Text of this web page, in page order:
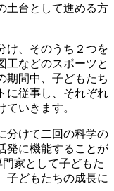
土台として進める方
け、そのうち２つを
工などのスポーツと
期間中、子どもたち
に従事し、それぞれ
いきます。
分けて二回の科学の
発に機能することが
家として子どもた
子どもたちの成長に